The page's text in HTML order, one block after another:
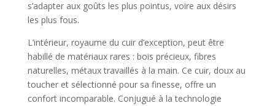
s’adapter aux goûts les plus pointus, voire aux désirs
les plus fous.
L’intérieur, royaume du cuir d’exception, peut être
habillé de matériaux rares : bois précieux, fibres
naturelles, métaux travaillés à la main. Ce cuir, doux au
toucher et sélectionné pour sa finesse, offre un
confort incomparable. Conjugué à la technologie